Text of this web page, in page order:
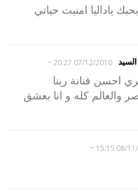
ياداليا امنيت حياتي
السيد 07/12/2010 20:27
-
احسن فنانة ربنا
والعالم كله و انا بعشق
08/11/
-